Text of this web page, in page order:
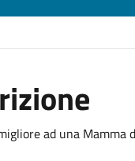
ad una Mamma